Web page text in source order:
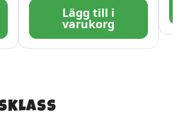
Lägg till i
varukorg